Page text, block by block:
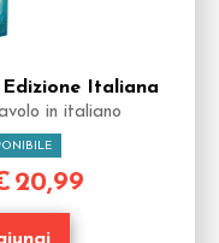
Edizione Italiana
in italiano
20,99